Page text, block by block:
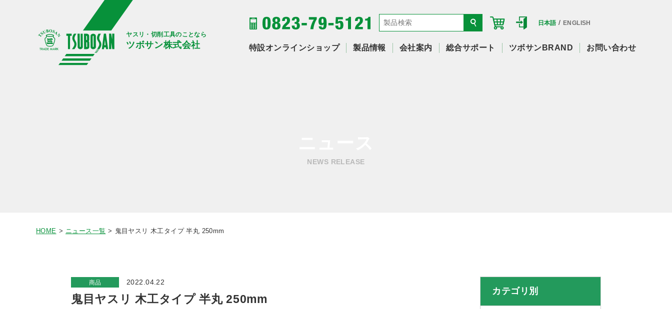
ヤスリ・切削工具のことなら
ツボサン株式会社
日本語/ENGLISH
特設オンラインショップ 製品情報 会社案内 総合サポート ツボサンBRAND お問い合わせ
NEWS RELEASE
HOME ニュース一覧 鬼目ヤスリ 木工タイプ 半丸 250mm
商品 2022.04.22
鬼目ヤスリ 木工タイプ 半丸 250mm
カテゴリ別